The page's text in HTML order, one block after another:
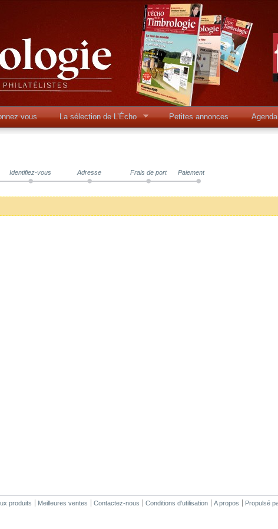
vous La sélection de L’Écho Petites annonces Agenda
Identifiez-vous Adresse Frais de port Paiement
produits Meilleures ventes Contactez-nous Conditions d'utilisation A propos Propulsé